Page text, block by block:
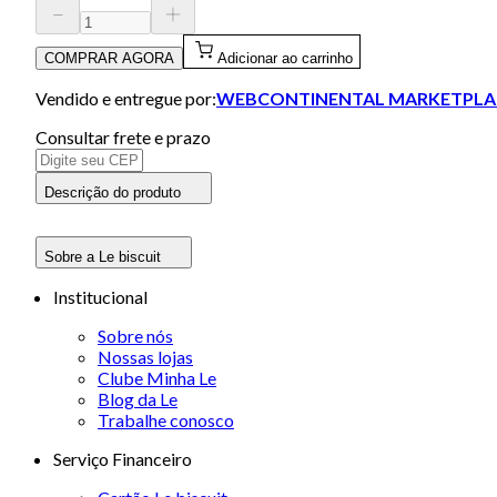
COMPRAR AGORA Adicionar ao carrinho
Vendido e entregue por:WEBCONTINENTAL
Consultar frete e prazo
Descrição do produto
Sobre a Le biscuit
Institucional
Sobre nós
Nossas lojas
Clube Minha Le
Blog da Le
Trabalhe conosco
Serviço Financeiro